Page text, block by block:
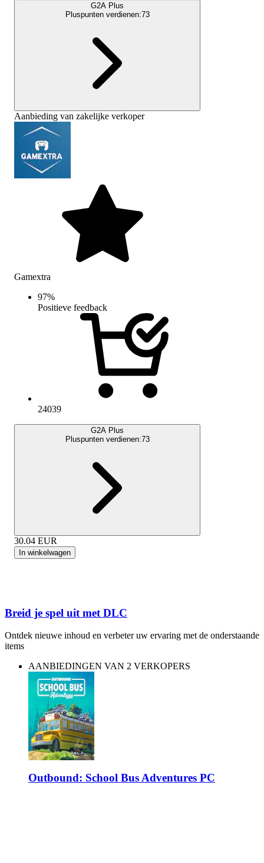
G2A Plus
Pluspunten verdienen:73
Aanbieding van zakelijke verkoper
Gamextra
97%
Positieve feedback
24039
G2A Plus
Pluspunten verdienen:73
30.04 EUR
In winkelwagen
Breid je spel uit met DLC
Ontdek nieuwe inhoud en verbeter uw ervaring met de onderstaande
items
AANBIEDINGEN VAN 2 VERKOPERS
Outbound: School Bus Adventures PC